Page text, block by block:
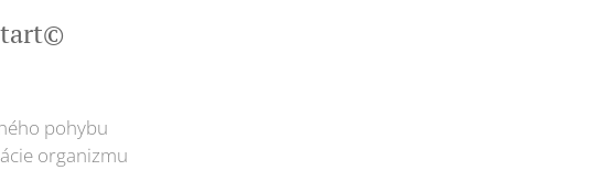
pohybu
organizmu